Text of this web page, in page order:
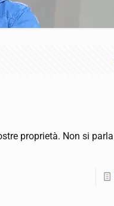
proprietà. Non si parla